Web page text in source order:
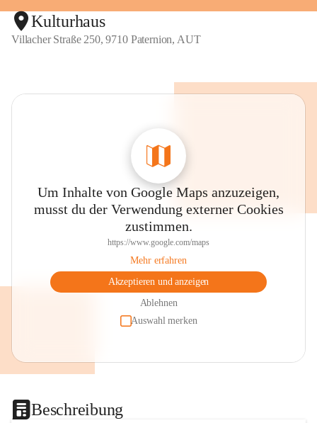
Kulturhaus
Villacher Straße 250, 9710 Paternion, AUT
Um Inhalte von Google Maps anzuzeigen,
musst du der Verwendung externer Cookies
zustimmen.
https://www.google.com/maps
Mehr erfahren
Akzeptieren und anzeigen
Ablehnen
Auswahl merken
Beschreibung